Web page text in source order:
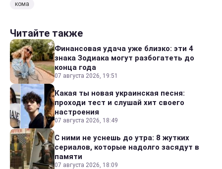
кома
Читайте также
Финансовая удача уже близко: эти 4
знака Зодиака могут разбогатеть до
конца года
07 августа 2026, 19:51
Какая ты новая украинская песня:
проходи тест и слушай хит своего
настроения
07 августа 2026, 18:49
С ними не уснешь до утра: 8 жутких
сериалов, которые надолго засядут в
памяти
07 августа 2026, 18:09